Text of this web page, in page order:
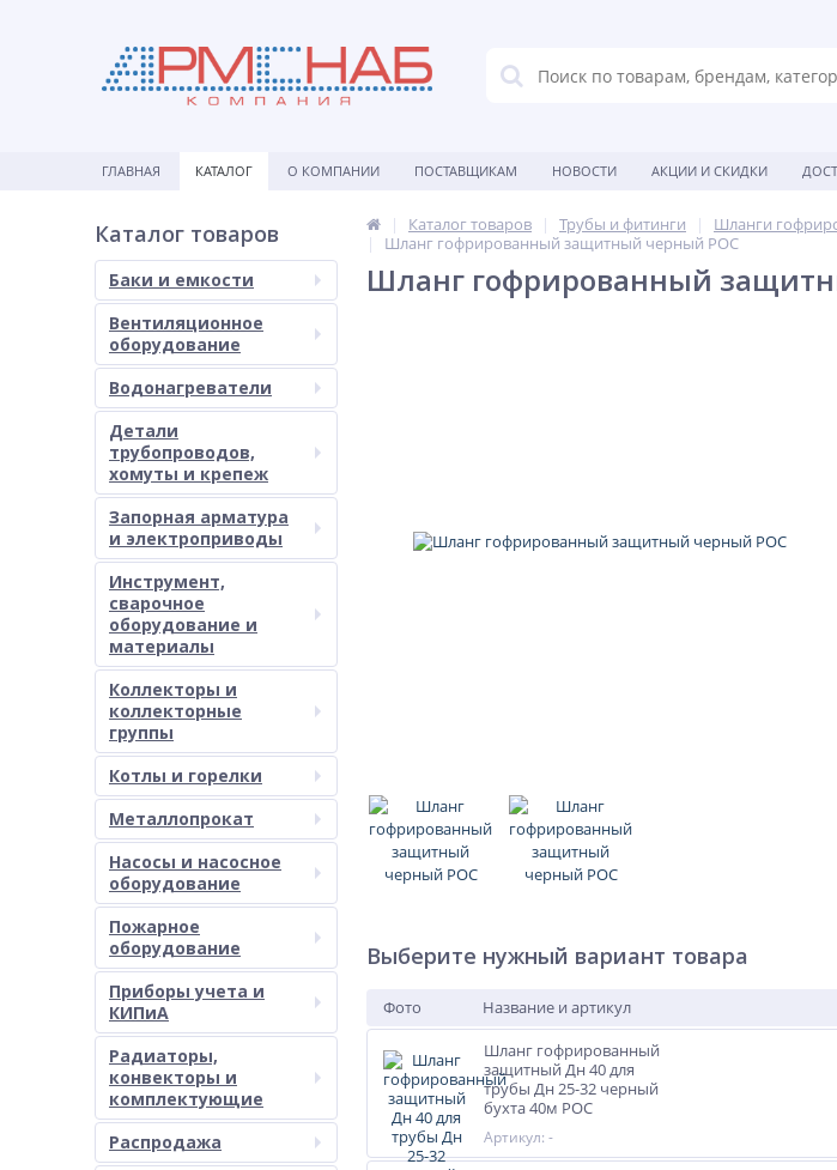
ГЛАВНАЯ КАТАЛОГ О КОМПАНИИ ПОСТАВЩИКАМ НОВОСТИ АКЦИИ И СКИДКИ
Каталог товаров
Баки и емкости
Вентиляционное
оборудование
Водонагреватели
Детали
трубопроводов,
хомуты и крепеж
Запорная арматура
и электроприводы
Инструмент,
сварочное
оборудование и
материалы
Коллекторы и
коллекторные
группы
Котлы и горелки
Металлопрокат
Насосы и насосное
оборудование
Пожарное
оборудование
Приборы учета и
КИПиА
Радиаторы,
конвекторы и
комплектующие
Распродажа
Каталог товаров Трубы и фитинги
Шланги
Шланг гофрированный защитный черный РОС
Шланг гофрированный
Выберите нужный вариант товара
Фото Название и артикул
Шланг гофрированный
защитный Дн 40 для
трубы Дн 25-32 черный
бухта 40м РОС
Артикул: -